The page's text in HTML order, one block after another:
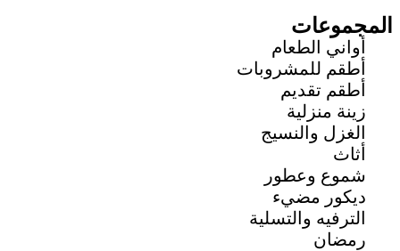
المجموعات
أواني الطعام
أطقم للمشروبات
أطقم تقديم
زينة منزلية
الغزل والنسيج
أثاث
شموع وعطور
ديكور مضيء
الترفيه والتسلية
رمضان